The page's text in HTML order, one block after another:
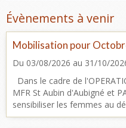
Évènements à venir
Mobilisation pour
Du 03/08/2026 au 31/10/
Dans le cadre de
MFR St Aubin d'Aubigné et
sensibiliser les femmes au